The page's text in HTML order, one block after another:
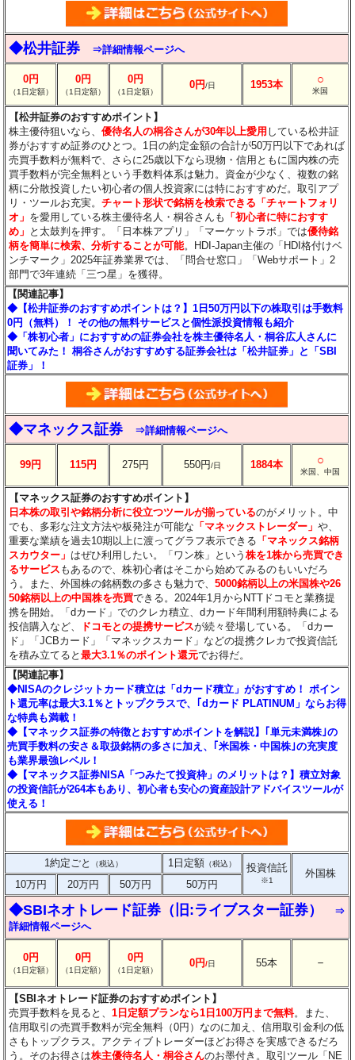
◆松井証券 ⇒詳細情報ページへ
0円
（1日定額）
0円
（1日定額）
0円
（1日定額）
0円/日 1953本 ○
米国
【松井証券のおすすめポイント】
株主優待狙いなら、優待名人の桐谷さんが30年以上愛用 している松井証
券がおすすめ証券のひとつ。1日の約定金額の合計が50万円以下であれば
売買手数料が無料で、さらに25歳以下なら現物・信用ともに国内株の売
買手数料が完全無料という手数料体系は魅力。資金が少なく、複数の銘
柄に分散投資したい初心者の個人投資家には特におすすめだ。取引アプ
リ・ツールお充実。チャート形状で銘柄を検索できる「チャートフォリ
オ」 を愛用している株主優待名人・桐谷さんも 「初心者に特におすす
め」 と太鼓判を押す。「日本株アプリ」「マーケットラボ」では優待銘
柄を簡単に検索、分析することが可能。HDI-Japan主催の「HDI格付けベ
ンチマーク」2025年証券業界では、「問合せ窓口」「Webサポート」2
部門で3年連続「三つ星」を獲得。
【関連記事】
◆【松井証券のおすすめポイントは？】1日50万円以下の株取引は手数料
0円（無料）！ その他の無料サービスと個性派投資情報も紹介
◆「株初心者」におすすめの証券会社を株主優待名人・桐谷広人さんに
聞いてみた！ 桐谷さんがおすすめする証券会社は「松井証券」と「SBI
証券」！
◆マネックス証券 ⇒詳細情報ページへ
99円 115円 275円 550円/日 1884本 ○
米国、中国
【マネックス証券のおすすめポイント】
日本株の取引や銘柄分析に役立つツールが揃っているのがメリット。中
でも、多彩な注文方法や板発注が可能な 「マネックストレーダー」や、
重要な業績を過去10期以上に渡ってグラフ表示できる 「マネックス銘柄
スカウター」 はぜひ利用したい。「ワン株」という株を1株から売買でき
るサービス もあるので、株初心者はそこから始めてみるのもいいだろ
う。また、外国株の銘柄数の多さも魅力で、5000銘柄以上の米国株や26
50銘柄以上の中国株を売買できる。2024年1月からNTTドコモと業務提
携を開始。「dカード」でのクレカ積立、dカード年間利用額特典による
投信購入など、
ドコモとの提携サービスが続々登場している。「dカー
ド」「JCBカード」「マネックスカード」などの提携クレカで投資信託
を積み立てると最大3.1％のポイント還元でお得だ。
【関連記事】
◆NISAのクレジットカード積立は「dカード積立」がおすすめ！ ポイン
ト還元率は最大3.1％とトップクラスで、｢dカード PLATINUM」ならお得
な特典も満載！
◆【マネックス証券の特徴とおすすめポイントを解説】｢単元未満株｣の
売買手数料の安さ＆取扱銘柄の多さに加え、｢米国株・中国株｣の充実度
も業界最強レベル！
◆【マネックス証券NISA「つみたて投資枠」のメリットは？】積立対象
の投資信託が264本もあり、初心者も安心の資産設計アドバイスツールが
使える！
1約定ごと （税込） 1日定額 （税込） 投資信託
※1
外国株
10万円
20万円 50万円 50万円
◆SBIネオトレード証券（旧:ライブスター証券）
⇒
詳細情報ページへ
0円
（1日定額）
0円
（1日定額）
0円
（1日定額）
0円/日 55本 －
【SBIネオトレード証券のおすすめポイント】
売買手数料を見ると、1日定額プランなら1日100万円まで無料。また、
信用取引の売買手数料が完全無料（0円）なのに加え、信用取引金利の低
さもトップクラス。アクティブトレーダーほどお得さを実感できるだろ
う。そのお得さは株主優待名人・桐谷さんのお墨付き。取引ツール「NE